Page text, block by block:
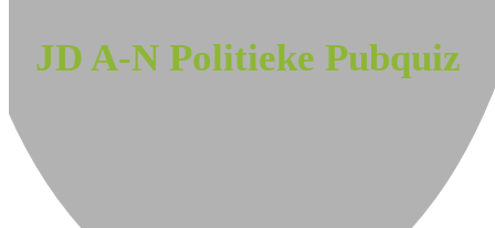
JD A-N Politieke Pubquiz